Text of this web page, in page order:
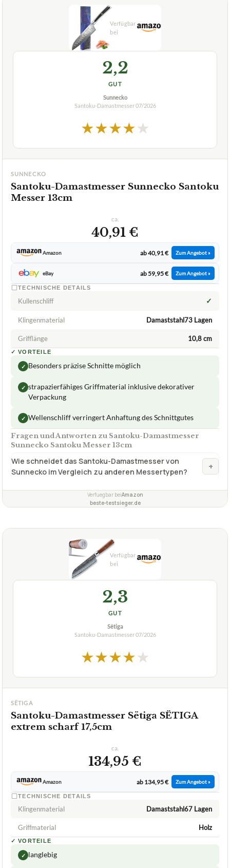
2,2
GUT
Sunnecko
Santoku-Damastmesser07/2026
★★★★★
SUNNECKO
Santoku-Damastmesser Sunnecko Santoku
Messer 13cm
ca.
40,91 €
Amazon ab 40,91 € Zum Angebot »
eBay ab 59,95 € Zum Angebot »
TECHNISCHE DETAILS
Kullenschliff ✓
Klingenmaterial Damaststahl73 Lagen
Grifflänge 10,8 cm
✓ VORTEILE
✓ Besonders präzise Schnitte möglich
✓ strapazierfähiges Griffmaterial inklusive dekorativer
Verpackung
✓ Wellenschliff verringert Anhaftung des Schnittgutes
Fragen und Antworten zu Santoku-Damastmesser
Sunnecko Santoku Messer 13cm
Wie schneidet das Santoku-Damastmesser von
Sunnecko im Vergleich zu anderen Messertypen?
+
Verfuegbar beiAmazon
beste-testsieger.de
2,3
GUT
Sëtiga
Santoku-Damastmesser07/2026
★★★★★
SËTIGA
Santoku-Damastmesser Sëtiga SËTIGA
extrem scharf 17,5cm
ca.
134,95 €
Amazon ab 134,95 € Zum Angebot »
TECHNISCHE DETAILS
Klingenmaterial Damaststahl67 Lagen
Griffmaterial Holz
✓ VORTEILE
✓ langlebig